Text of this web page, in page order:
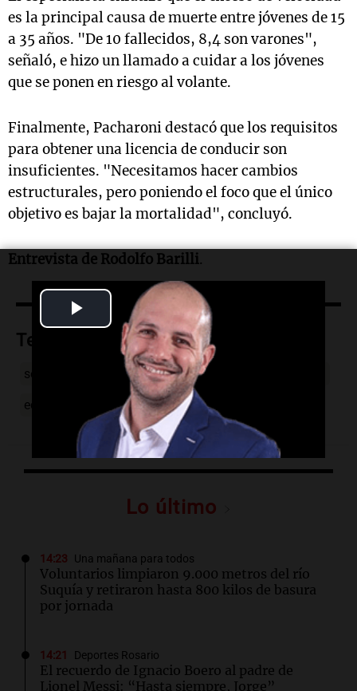
Play
Video
es la principal causa de muerte entre jóvenes de 15
a 35 años. "De 10 fallecidos, 8,4 son varones",
señaló, e hizo un llamado a cuidar a los jóvenes
que se ponen en riesgo al volante.
Finalmente, Pacharoni destacó que los requisitos
para obtener una licencia de conducir son
insuficientes. "Necesitamos hacer cambios
estructurales, pero poniendo el foco que el único
objetivo es bajar la mortalidad", concluyó.
Entrevista de Rodolfo Barilli.
Temas
seguridad vial velocidad accidentes
educación vial juventud
Lo último
14:23 Una mañana para todos
Voluntarios limpiaron 9.000 metros del río
Suquía y retiraron hasta 800 kilos de basura
por jornada
14:21 Deportes Rosario
El recuerdo de Ignacio Boero al padre de
Lionel Messi: “Hasta siempre, Jorge”